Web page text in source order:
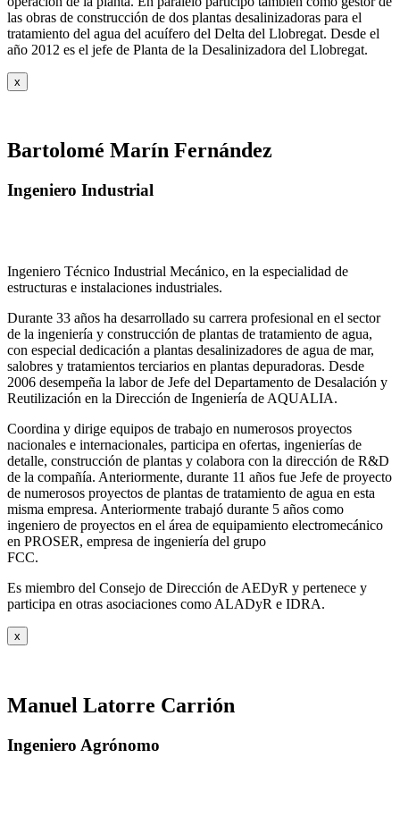
las obras de construcción de dos plantas desalinizadoras para el
tratamiento del agua del acuífero del Delta del Llobregat. Desde el
año 2012 es el jefe de Planta de la Desalinizadora del Llobregat.
x
Bartolomé Marín Fernández
Ingeniero Industrial
Ingeniero Técnico Industrial Mecánico, en la especialidad de
estructuras e instalaciones industriales.
Durante 33 años ha desarrollado su carrera profesional en el sector
de la ingeniería y construcción de plantas de tratamiento de agua,
con especial dedicación a plantas desalinizadores de agua de mar,
salobres y tratamientos terciarios en plantas depuradoras. Desde
2006 desempeña la labor de Jefe del Departamento de Desalación y
Reutilización en la Dirección de Ingeniería de AQUALIA.
Coordina y dirige equipos de trabajo en numerosos proyectos
nacionales e internacionales, participa en ofertas, ingenierías de
detalle, construcción de plantas y colabora con la dirección de R&D
de la compañía. Anteriormente, durante 11 años fue Jefe de proyecto
de numerosos proyectos de plantas de tratamiento de agua en esta
misma empresa. Anteriormente trabajó durante 5 años como
ingeniero de proyectos en el área de equipamiento electromecánico
en PROSER, empresa de ingeniería del grupo
FCC.
Es miembro del Consejo de Dirección de AEDyR y pertenece y
participa en otras asociaciones como ALADyR e IDRA.
x
Manuel Latorre Carrión
Ingeniero Agrónomo